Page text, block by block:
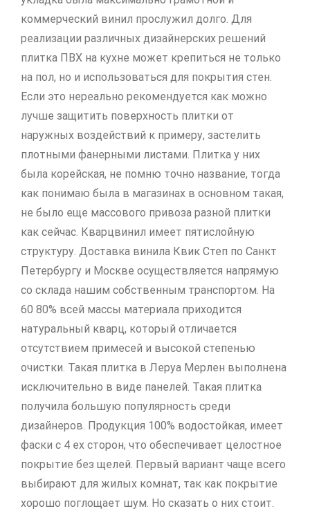
коммерческий винил прослужил долго. Для
реализации различных дизайнерских решений
плитка ПВХ на кухне может крепиться не только
на пол, но и использоваться для покрытия стен.
Если это нереально рекомендуется как можно
лучше защитить поверхность плитки от
наружных воздействий к примеру, застелить
плотными фанерными листами. Плитка у них
была корейская, не помню точно название, тогда
как понимаю была в магазинах в основном такая,
не было еще массового привоза разной плитки
как сейчас. Кварцвинил имеет пятислойную
структуру. Доставка винила Квик Степ по Санкт
Петербургу и Москве осуществляется напрямую
со склада нашим собственным транспортом. На
60 80% всей массы материала приходится
натуральный кварц, который отличается
отсутствием примесей и высокой степенью
очистки. Такая плитка в Леруа Мерлен выполнена
исключительно в виде панелей. Такая плитка
получила большую популярность среди
дизайнеров. Продукция 100% водостойкая, имеет
фаски с 4 ех сторон, что обеспечивает целостное
покрытие без щелей. Первый вариант чаще всего
выбирают для жилых комнат, так как покрытие
хорошо поглощает шум. Но сказать о них стоит.